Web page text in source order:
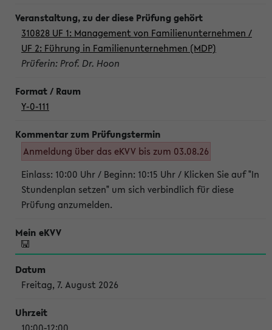
310828 UF 1: Management von Familienunternehmen /
UF 2: Führung in Familienunternehmen (MDP)
Prüferin: Prof. Dr. Hoon
Y-0-111
Anmeldung über das eKVV bis zum 03.08.26
Einlass: 10:00 Uhr / Beginn: 10:15 Uhr / Klicken Sie auf "In
Stundenplan setzen" um sich verbindlich für diese
Prüfung anzumelden.
Freitag, 7. August 2026